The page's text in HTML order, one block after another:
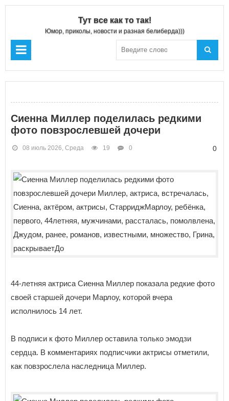
Тут все как то так!
Юмор, приколы, новости и разная белиберда)))
Сиенна Миллер поделилась редкими
фото повзрослевшей дочери
08 июль 2026, Среда 19 0 0
44-летняя актриса Сиенна Миллер показала редкие фото
своей старшей дочери Марлоу, которой вчера
исполнилось 14 лет.
В подписи к фото Миллер оставила только эмодзи
сердца. В комментариях подписчики актрисы отметили,
как повзрослела наследница Миллер.